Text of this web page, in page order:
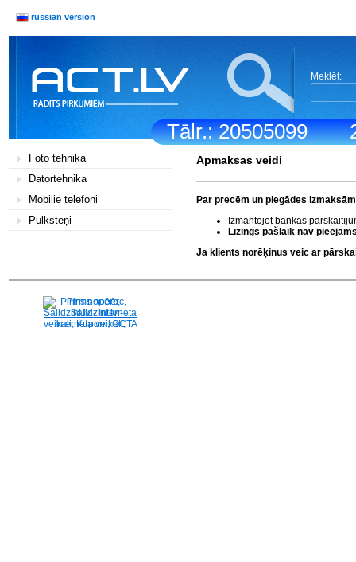
Tālr.: 20505099
russian version
Meklēt:
Foto tehnika
Datortehnika
Mobilie telefoni
Pulksteņi
Apmaksas veidi
Par precēm un piegādes
Izmantojot bankas
Līzings pašlaik nav
Ja klients norēķinus veic ar
Pirms nopērc,
Salidzini.lv - Interneta
veikali, Kuponi, OCTA